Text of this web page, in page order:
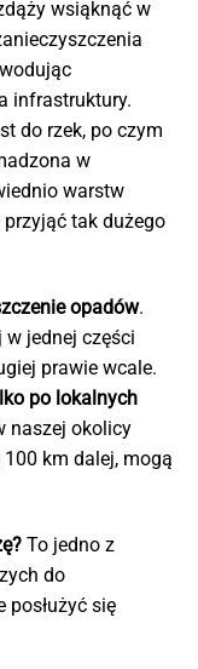
wsiąknąć w
infrastruktury.
do rzek, po czym
w
warstw
tak dużego
opadów.
w jednej części
prawie wcale.
po lokalnych
naszej okolicy
100 km dalej, mogą
To jedno z
do
posłużyć się